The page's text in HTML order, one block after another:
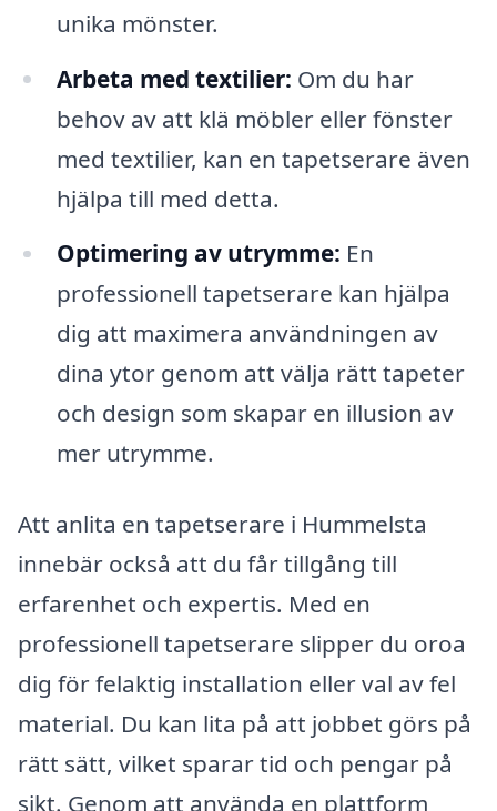
unika mönster.
Arbeta med textilier: Om du har
behov av att klä möbler eller fönster
med textilier, kan en tapetserare även
hjälpa till med detta.
Optimering av utrymme: En
professionell tapetserare kan hjälpa
dig att maximera användningen av
dina ytor genom att välja rätt tapeter
och design som skapar en illusion av
mer utrymme.
Att anlita en tapetserare i Hummelsta
innebär också att du får tillgång till
erfarenhet och expertis. Med en
professionell tapetserare slipper du oroa
dig för felaktig installation eller val av fel
material. Du kan lita på att jobbet görs på
rätt sätt, vilket sparar tid och pengar på
sikt. Genom att använda en plattform